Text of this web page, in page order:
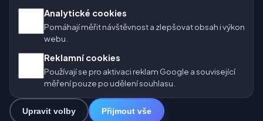
🇮🇳 Jižní a jihovýchodní Asie
info@pocasi.online
© 2026 Počasí Online · Meteorologická data: MET Norway · Open-
Meteo. Výstrahy počasí: ČHMÚ.
Analytické cookies
Pomáhají měřit návštěvnost a zlepšovat obsah i výkon
webu.
Reklamní cookies
Používají se pro aktivaci reklam Google a související
měření pouze po udělení souhlasu.
Upravit volby Přijmout vše